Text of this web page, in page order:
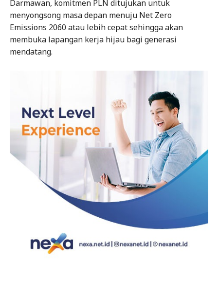
Darmawan, komitmen PLN ditujukan untuk
menyongsong masa depan menuju Net Zero
Emissions 2060 atau lebih cepat sehingga akan
membuka lapangan kerja hijau bagi generasi
mendatang.